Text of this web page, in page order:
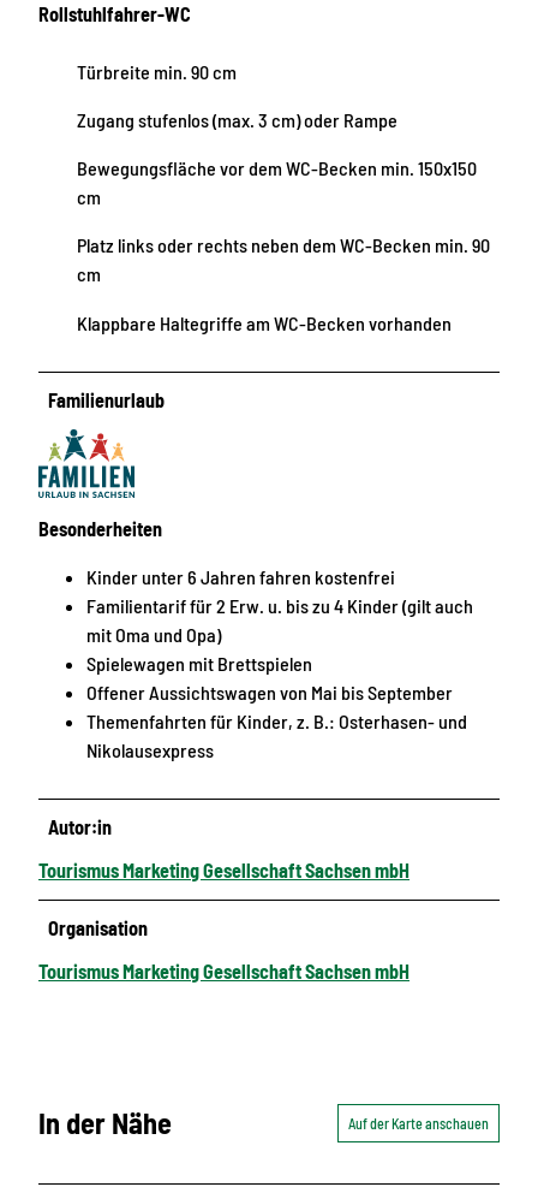
Rollstuhlfahrer-WC
Türbreite min. 90 cm
Zugang stufenlos (max. 3 cm) oder Rampe
Bewegungsfläche vor dem WC-Becken min. 150x150
cm
Platz links oder rechts neben dem WC-Becken min. 90
cm
Klappbare Haltegriffe am WC-Becken vorhanden
Familienurlaub
Besonderheiten
Kinder unter 6 Jahren fahren kostenfrei
Familientarif für 2 Erw. u. bis zu 4 Kinder (gilt auch
mit Oma und Opa)
Spielewagen mit Brettspielen
Offener Aussichtswagen von Mai bis September
Themenfahrten für Kinder, z. B.: Osterhasen- und
Nikolausexpress
Autor:in
Tourismus Marketing Gesellschaft Sachsen mbH
Organisation
Tourismus Marketing Gesellschaft Sachsen mbH
In der Nähe Auf der Karte anschauen